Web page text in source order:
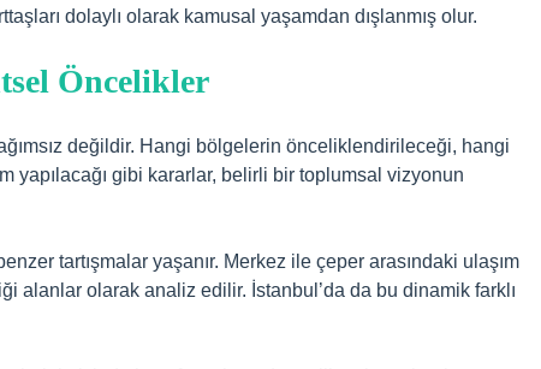
dolaylı olarak kamusal yaşamdan dışlanmış olur.
Öncelikler
değildir. Hangi bölgelerin önceliklendirileceği, hangi
yapılacağı gibi kararlar, belirli bir toplumsal vizyonun
tartışmalar yaşanır. Merkez ile çeper arasındaki ulaşım
alanlar olarak analiz edilir. İstanbul’da da bu dinamik farklı